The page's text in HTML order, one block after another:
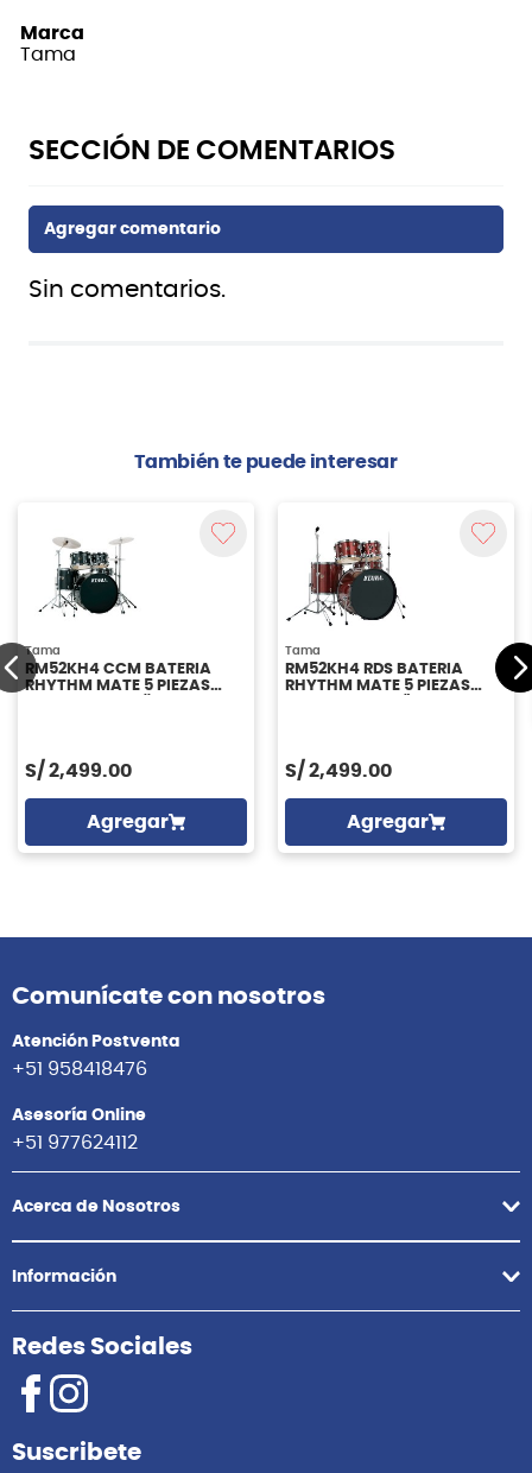
Marca
Tama
Sin comentarios.
También te puede interesar
Tama
RM52KH4 CCM BATERIA
RHYTHM MATE 5 PIEZAS
S/ 2,499.00
Agregar
Tama
RM52KH4 RDS BATERIA
RHYTHM MATE 5 PIEZAS
S/ 2,499.00
Agregar
Comunícate con nosotros
Atención Postventa
+51 958418476
Asesoría Online
+51 977624112
Acerca de Nosotros
Información
Redes Sociales
Suscribete